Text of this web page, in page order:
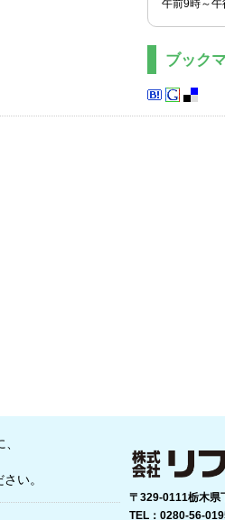
午前9時～午
ブック
い。
〒329-0111栃木県
TEL：0280-56-